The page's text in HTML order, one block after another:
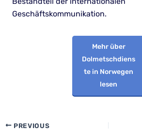
Geschäftskommunikation.
Mehr über
Dolmetschdiens
te in Norwegen
lesen
PREVIOUS